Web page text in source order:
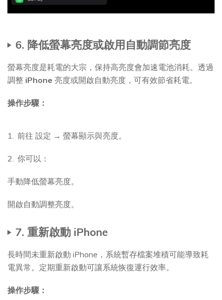
6. 降低螢幕亮度或啟用自動調節亮度
螢幕亮度是耗電的大宗，保持高亮度會加速電池消耗。透過
調整 iPhone 亮度或開啟自動亮度，可有效節省耗電。
操作步驟：
前往 設定 → 螢幕顯示與亮度。
你可以：
手動降低螢幕亮度。
開啟自動調整亮度。
7. 重新啟動 iPhone
長時間未重新啟動 iPhone，系統暫存檔案堆積可能導致耗
電異常。定期重新啟動可讓系統恢復運行效率。
操作步驟：